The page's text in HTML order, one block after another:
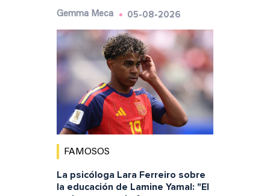
Gemma Meca 05-08-2026
FAMOSOS
La psicóloga Lara Ferreiro sobre
la educación de Lamine Yamal: "El